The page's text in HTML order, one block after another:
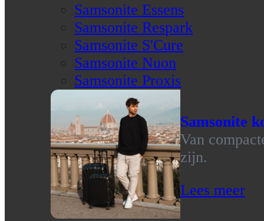
Samsonite Essens
Samsonite Respark
Samsonite S'Cure
Samsonite Nuon
Samsonite Proxis
Samsonite
Van
zijn.
Lees meer